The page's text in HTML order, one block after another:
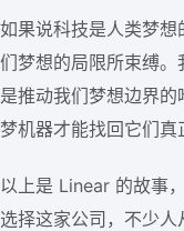
如果说科技是人类梦
们梦想的局限所束缚
是推动我们梦想边界
梦机器才能找回它们真
以上是 Linear 的故事
选择这家公司，不少